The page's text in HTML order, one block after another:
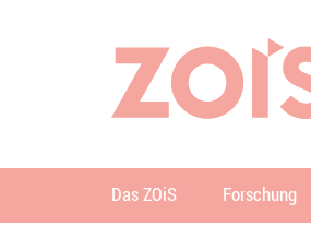
Das ZOiS Forschung